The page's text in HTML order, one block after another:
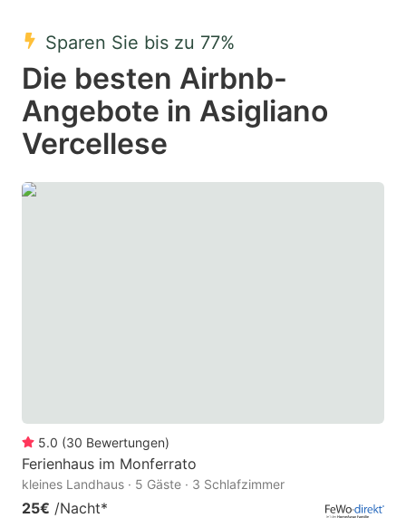
key
to
get
the
keyboard
shortcuts
to
get
the
shortcuts
Sparen Sie bis zu 77%
Die besten Airbnb-
Angebote in Asigliano
Vercellese
5.0 (30 Bewertungen)
Ferienhaus im Monferrato
kleines Landhaus · 5 Gäste · 3 Schlafzimmer
25€ /Nacht*